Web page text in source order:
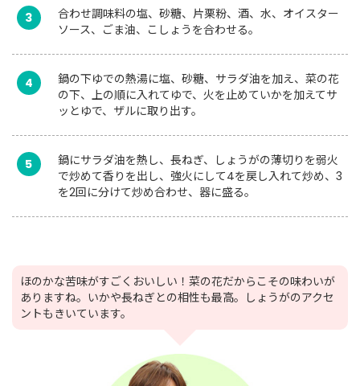
3
合わせ調味料の塩、砂糖、片栗粉、酒、水、オイスター
ソース、ごま油、こしょうを合わせる。
4
鍋の下ゆでの熱湯に塩、砂糖、サラダ油を加え、菜の花
の下、上の順に入れてゆで、火を止めていかを加えてサ
ッとゆで、ザルに取り出す。
5
鍋にサラダ油を熱し、長ねぎ、しょうがの薄切りを弱火
で炒めて香りを出し、強火にして4を戻し入れて炒め、3
を2回に分けて炒め合わせ、器に盛る。
ほのかな苦味がすごくおいしい！菜の花だからこその味わいが
ありますね。いかや長ねぎとの相性も最高。しょうがのアクセ
ントもきいています。